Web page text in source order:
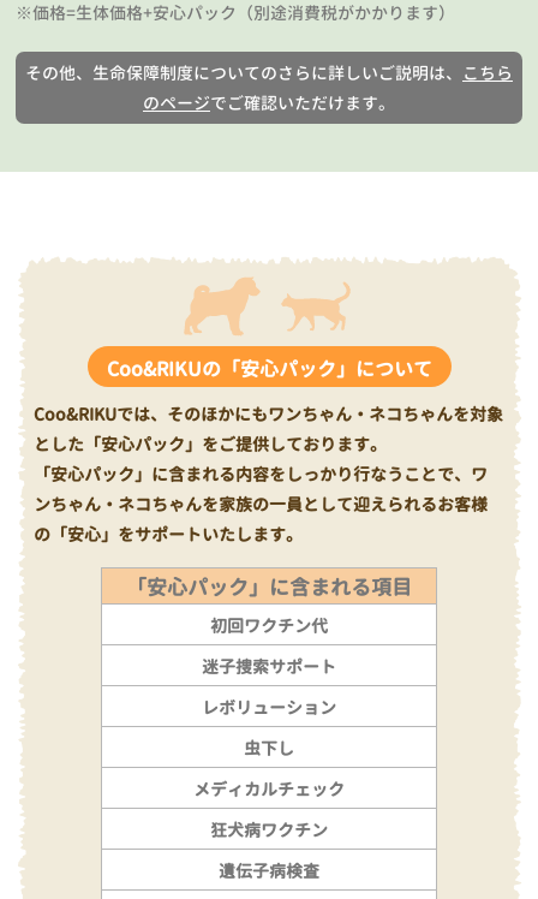
※価格=生体価格+安心パック（別途消費税がかかります）
その他、生命保障制度についてのさらに詳しいご説明は、 こちら
のページでご確認いただけます。
Coo&RIKUの「安心パック」について
Coo&RIKUでは、そのほかにもワンちゃん・ネコちゃんを対象
とした「安心パック」をご提供しております。
「安心パック」に含まれる内容をしっかり行なうことで、ワ
ンちゃん・ネコちゃんを家族の一員として迎えられるお客様
の「安心」をサポートいたします。
「安心パック」に含まれる項目
初回ワクチン代
迷子捜索サポート
レボリューション
虫下し
メディカルチェック
狂犬病ワクチン
遺伝子病検査